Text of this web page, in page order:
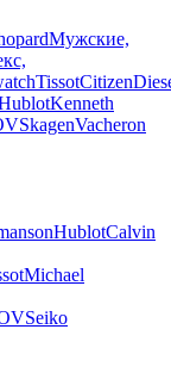
Мужские,
TissotCitizen
Kenneth
SkagenVacheron
HublotCalvin
Michael
Seiko